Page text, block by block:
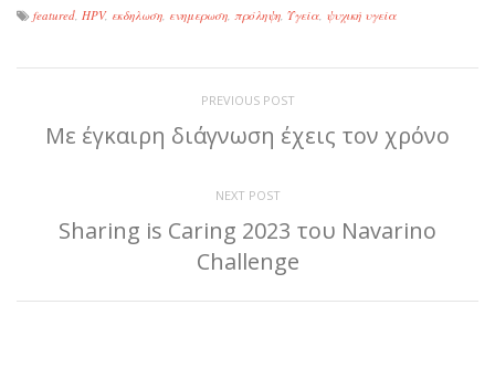
featured, HPV, εκδηλωση, ενημερωση, πρόληψη, Υγεία, ψυχική υγεία
PREVIOUS POST
Με έγκαιρη διάγνωση έχεις τον χρόνο
NEXT POST
Sharing is Caring 2023 του Navarino
Challenge